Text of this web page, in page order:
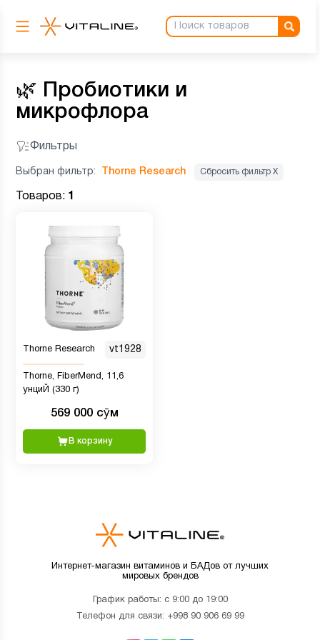
🌿
Пробиотики и
микрофлора
Фильтры
Выбран фильтр: Thorne Research Сбросить фильтр Х
Товаров: 1
Thorne Research vt1928
Thorne, FiberMend, 11,6
унциЙ (330 г)
569 000 сӯм
В корзину
Интернет-магазин витаминов и БАДов от лучших
мировых брендов
График работы: с 9:00 до 19:00
Телефон для связи: +998 90 906 69 99